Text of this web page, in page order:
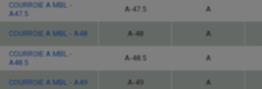
COURROIE A MBL -
A47.5
A-47.5 A
COURROIE A MBL - A48 A-48 A
COURROIE A MBL -
A48.5
A-48.5 A
COURROIE A MBL - A49 A-49 A